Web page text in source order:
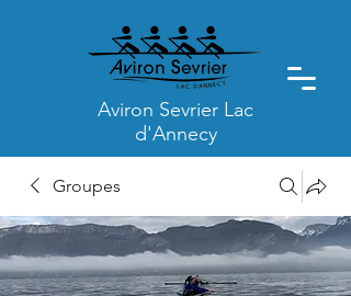
Aviron Sevrier Lac
d'Annecy
Groupes